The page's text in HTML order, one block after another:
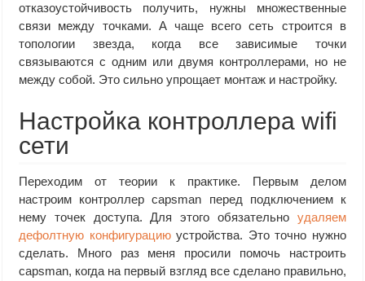
отказоустойчивость получить, нужны множественные
связи между точками. А чаще всего сеть строится в
топологии звезда, когда все зависимые точки
связываются с одним или двумя контроллерами, но не
между собой. Это сильно упрощает монтаж и настройку.
Настройка контроллера wifi
сети
Переходим от теории к практике. Первым делом
настроим контроллер capsman перед подключением к
нему точек доступа. Для этого обязательно удаляем
дефолтную конфигурациюустройства. Это точно нужно
сделать. Много раз меня просили помочь настроить
capsman, когда на первый взгляд все сделано правильно,